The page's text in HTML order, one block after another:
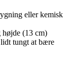
eller kemisk
højde (13 cm)
tungt at bære